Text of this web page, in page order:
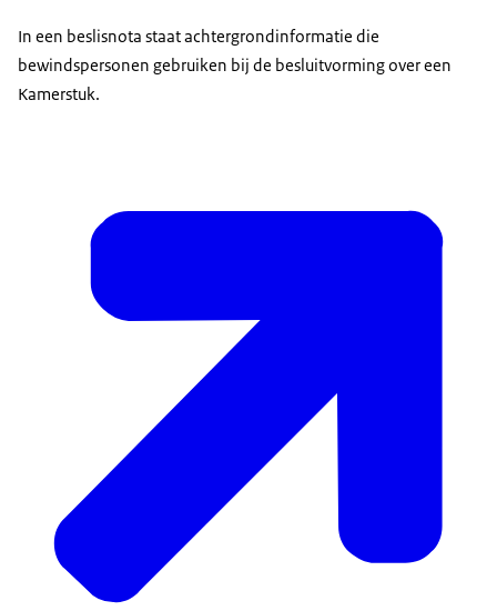
In een beslisnota staat achtergrondinformatie die
bewindspersonen gebruiken bij de besluitvorming over een
Kamerstuk.